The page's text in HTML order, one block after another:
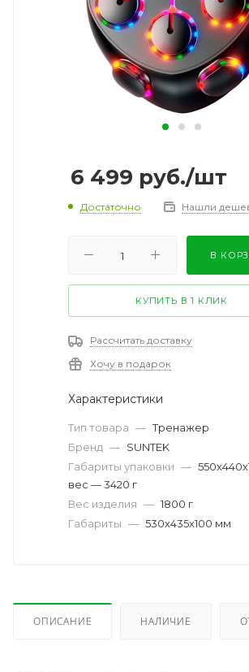
6 499 руб./шт
Достаточно Нашли
В
КУПИТЬ В 1 КЛИК
Рассчитать доставку
Хочу в подарок
Характеристики
Тип товара — Тренажер
Бренд — SUNTEK
Габариты упаковки —
вес — 3420 г
Вес изделия — 1800 г
Габариты — 530х435х100 мм
ОПИСАНИЕ НАЛИЧИЕ